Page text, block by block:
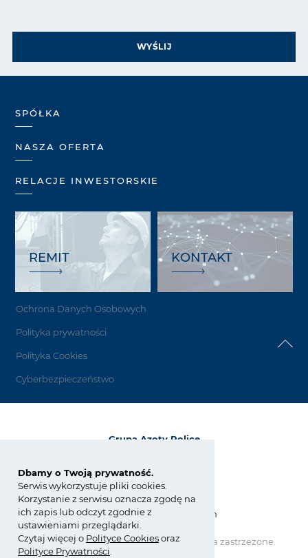
Dbamy o Twoją prywatność.
Serwis wykorzystuje pliki cookies.
Korzystanie z serwisu oznacza zgodę na
ich zapis lub odczyt zgodnie z
ustawieniami przeglądarki.
Czytaj więcej o PolityceCookiesoraz
Polityce Prywatności
WYŚLIJ
SPÓŁKA
NASZA OFERTA
RELACJE INWESTORSKIE
REMIT KONTAKT
Ochrona Danych Osobowych
Polityka prywatności
Polityka Cookies
Cyberbezpieczeństwo
Grupa Azoty Police
ul. Kuźnicka 1
tel.:+48 91 317 17 17
fax: +48 91 317 36 03
zchpolice@grupaazoty.com
Copyright © Grupa Azoty. Wszelkie prawa zastrzeżone.